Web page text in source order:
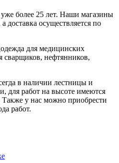
более 25 лет. Наши магазины
доставка осуществляется по
для медицинских
сварщиков, нефтянников,
в наличии лестницы и
для работ на высоте имеются
Также у нас можно приобрести
работ.